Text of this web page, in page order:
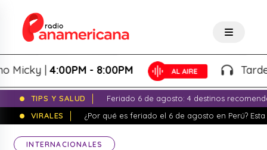
|4:00PM - 8:00PM Tardeo
TIPS Y SALUD
Feriado 6 de agosto: 4 destinos
VIRALES
¿Por qué es feriado el 6 de agosto en Perú?
INTERNACIONALES